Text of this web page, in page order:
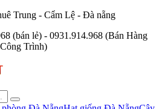
Trung - Cẩm Lệ - Đà nẵng
(bán lẻ) - 0931.914.968 (Bán Hàng
Trình)